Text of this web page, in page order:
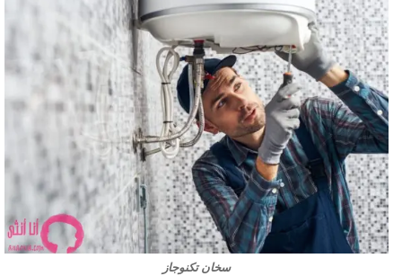
سخان تكنوجاز